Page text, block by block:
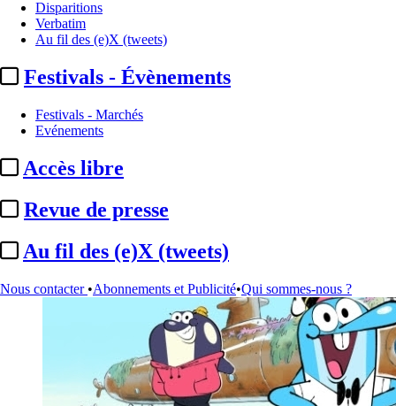
Disparitions
Verbatim
Au fil des (e)X (tweets)
Festivals - Évènements
Festivals - Marchés
Evénements
Accès libre
Revue de presse
Au fil des (e)X (tweets)
Nous contacter •Abonnements et Publicité•Qui sommes-nous ?
Écouter cet article
0:00 / 0:43
0 minute